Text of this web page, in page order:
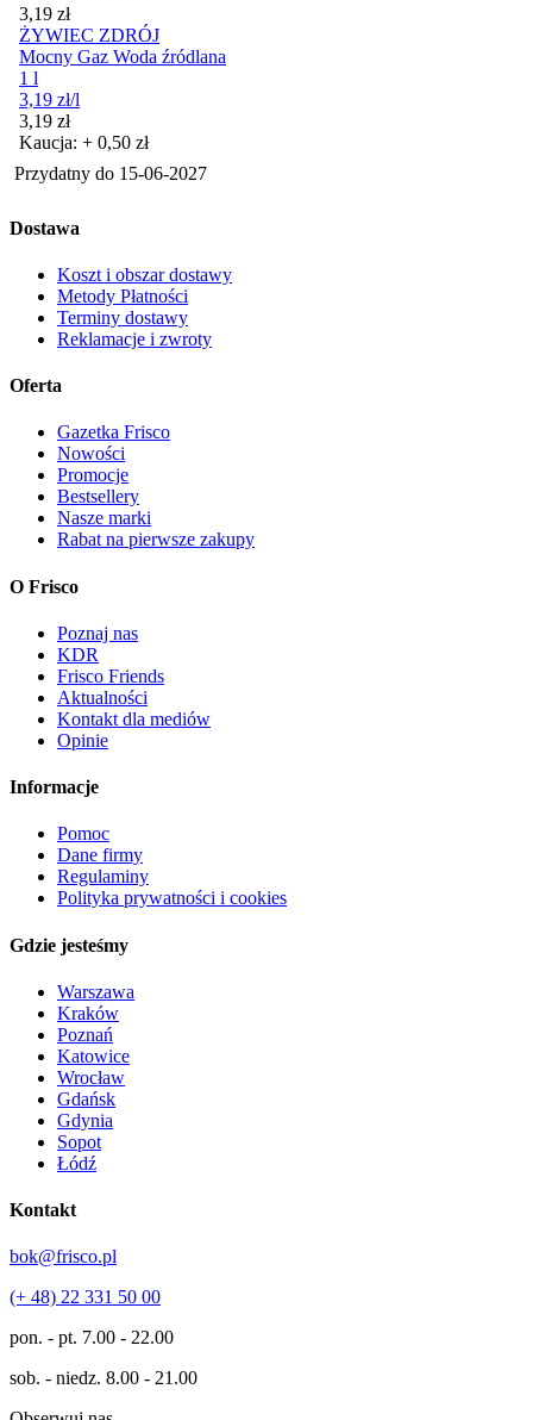
Cena
3,19 zł
ŻYWIEC ZDRÓJ
Mocny Gaz Woda źródlana
1 l
3,19 zł/l
Cena
3,19 zł
Kaucja: + 0,50 zł
Przydatny do 15-06-2027
Dostawa
Koszt i obszar dostawy
Metody Płatności
Terminy dostawy
Reklamacje i zwroty
Oferta
Gazetka Frisco
Nowości
Promocje
Bestsellery
Nasze marki
Rabat na pierwsze zakupy
O Frisco
Poznaj nas
KDR
Frisco Friends
Aktualności
Kontakt dla mediów
Opinie
Informacje
Pomoc
Dane firmy
Regulaminy
Polityka prywatności i cookies
Gdzie jesteśmy
Warszawa
Kraków
Poznań
Katowice
Wrocław
Gdańsk
Gdynia
Sopot
Łódź
Kontakt
bok@frisco.pl
(+ 48) 22 331 50 00
pon. - pt. 7.00 - 22.00
sob. - niedz. 8.00 - 21.00